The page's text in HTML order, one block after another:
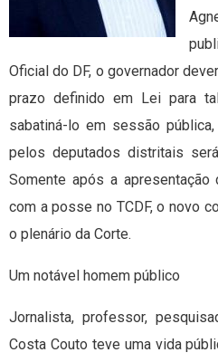
Oficial do DF, o governador
prazo definido em Lei para
sabatiná-lo em sessão
pelos deputados distritais
Somente após a apresentação
com a posse no TCDF, o novo
o plenário da Corte.
Um notável homem público
Jornalista, professor,
Costa Couto teve uma vida